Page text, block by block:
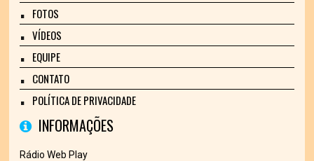
FOTOS
VÍDEOS
EQUIPE
CONTATO
POLÍTICA DE PRIVACIDADE
INFORMAÇÕES
Rádio Web Play